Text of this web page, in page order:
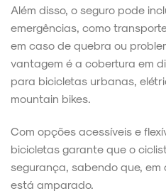
Além disso, o seguro pode
emergências, como
em caso de quebra ou
vantagem é a cobertura em
para bicicletas urbanas,
mountain bikes.
Com opções acessíveis e
bicicletas garante que o
segurança, sabendo que, em
está amparado.